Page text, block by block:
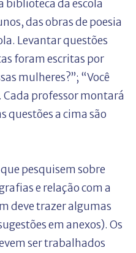
biblioteca da escola
das obras de poesia
Levantar questões
foram escritas por
mulheres?”; “Você
Cada professor montará
questões a cima são
pesquisem sobre
e relação com a
deve trazer algumas
em anexos). Os
ser trabalhados